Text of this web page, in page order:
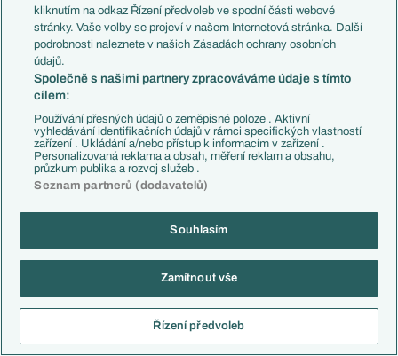
115 milionů eur nestačí. Liverpool pošle za
Barcolu obří balík, PSG požaduje ještě víc
Dnes, 18:58
Rennes prodloužilo smlouvu s Haisem. Chci,
Dnes, 17:48
Vinícius s Rogersem nevyšli, Arsenal zvažuje
další možnosti. Na seznamu má i Barcolu
Dnes, 15:45
Bayern půjde do nové sezony s nejvyššími cíly.
Dnes, 14:36
Průvodce Chance Ligou: Brunes chce stvrdit
formu, Plzeň se potřebuje probrat
kliknutím na odkaz Řízení předvoleb ve spodní části webové
stránky. Vaše volby se projeví v našem Internetová stránka. Další
podrobnosti naleznete v našich Zásadách ochrany osobních
údajů.
Společně s našimi partnery zpracováváme údaje s tímto
cílem:
Používání přesných údajů o zeměpisné poloze . Aktivní
vyhledávání identifikačních údajů v rámci specifických vlastností
zařízení . Ukládání a/nebo přístup k informacím v zařízení .
Personalizovaná reklama a obsah, měření reklam a obsahu,
průzkum publika a rozvoj služeb .
Seznam partnerů (dodavatelů)
Souhlasím
Zamítnout vše
Řízení předvoleb